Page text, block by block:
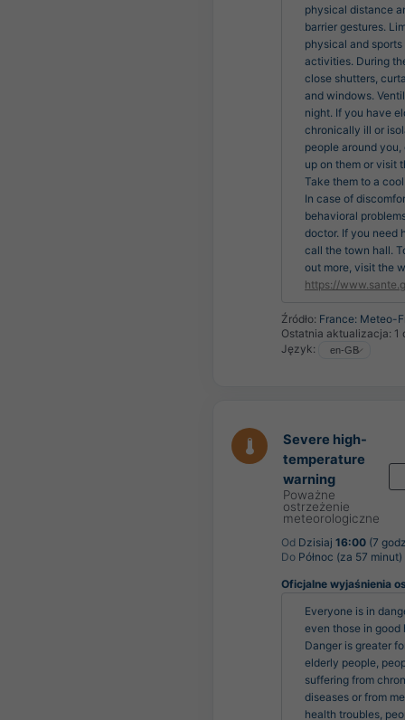
physical distance
barrier gestures.
physical and sports
activities. During
close shutters,
and windows.
night. If you have
chronically ill or
people around
up on them or visit
Take them to a
In case of
behavioral
doctor. If you need
call the town hall.
out more, visit the
https://
Źródło: France: Meteo-
Ostatnia aktualizacja: 1
Język:
Severe high-
temperature
warning
Poważne
ostrzeżenie
meteorologiczne
Od Dzisiaj 16:00 (7
Do Północ (za 57 minut)
Oficjalne wyjaśnienia
Everyone is in
even those in good
Danger is greater
elderly people,
suffering from
diseases or from
health troubles,